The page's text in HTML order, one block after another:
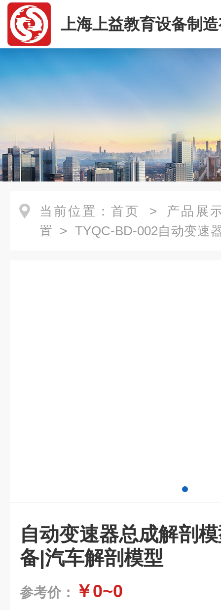
上海上益教育设备制
司
当前位置： 首页 > 产品展
置 > TYQC-BD-002自动变速
自动变速器总成解剖
备|汽车解剖模型
参考价： ￥0~0